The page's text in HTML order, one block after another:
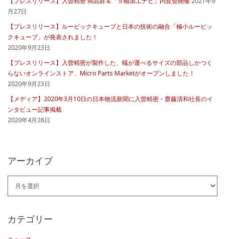
月27日
【プレスリリース】ルービックキューブと日本の技術の融合「極小ルービッ
クキューブ」が発表されました！
2020年9月23日
【プレスリリース】入曽精密が製作した、蟻が運べるサイズの部品しかつく
らないオンラインストア、Micro Parts Marketがオープンしました！
2020年9月23日
【メディア】2020年3月10日の日本物流新聞に入曽精密・齋藤清和社長のイ
ンタビュー記事掲載
2020年4月28日
アーカイブ
ー
カ
カテゴリー